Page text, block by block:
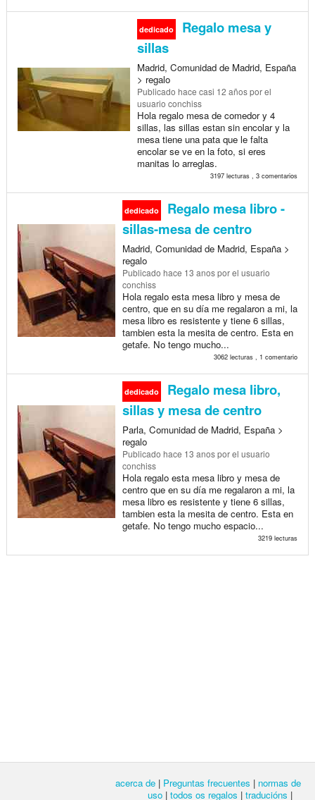
dedicado
Regalo mesa y
sillas
Madrid, Comunidad de Madrid, España
> regalo
Publicado hace casi 12 añospor el
usuario conchiss
Hola regalo mesa de comedor y 4
sillas, las sillas estan sin encolar y la
mesa tiene una pata que le falta
encolar se ve en la foto, si eres
manitas lo arreglas.
3197 lecturas , 3 comentarios
dedicado
Regalo mesa libro -
sillas-mesa de centro
Madrid, Comunidad de Madrid, España >
regalo
Publicado hace 13 anospor el usuario
conchiss
Hola regalo esta mesa libro y mesa de
centro, que en su día me regalaron a mi, la
mesa libro es resistente y tiene 6 sillas,
tambien esta la mesita de centro. Esta en
getafe. No tengo mucho...
3062 lecturas , 1 comentario
dedicado
Regalo mesa libro,
sillas y mesa de centro
Parla, Comunidad de Madrid, España >
regalo
Publicado hace 13 anospor el usuario
conchiss
Hola regalo esta mesa libro y mesa de
centro que en su día me regalaron a mi, la
mesa libro es resistente y tiene 6 sillas,
tambien esta la mesita de centro. Esta en
getafe. No tengo mucho espacio...
3219 lecturas
acerca de | Preguntas frecuentes | normas de
uso | todos os regalos | traducións |